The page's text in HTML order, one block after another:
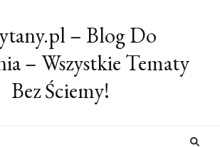
– Blog Do
– Wszystkie Tematy
Bez Ściemy!